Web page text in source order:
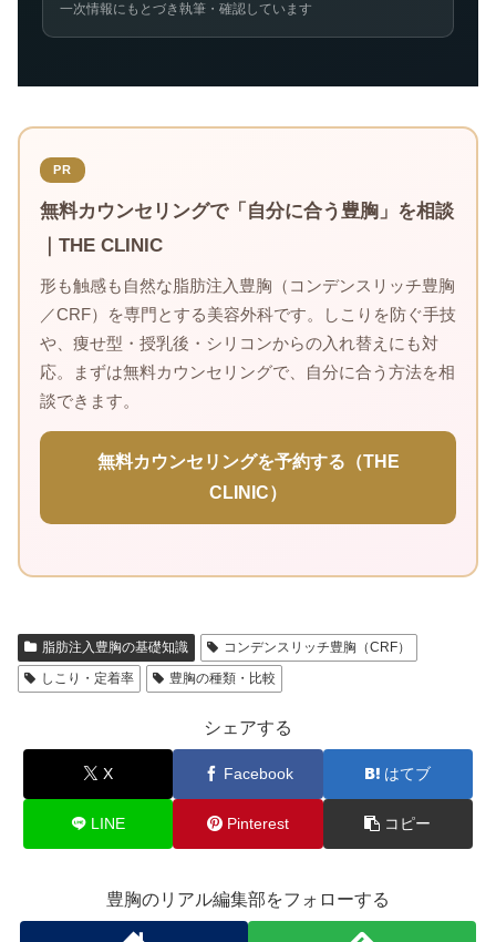
一次情報にもとづき執筆・確認しています
PR
無料カウンセリングで「自分に合う豊胸」を相談
｜THE CLINIC
形も触感も自然な脂肪注入豊胸（コンデンスリッチ豊胸
／CRF）を専門とする美容外科です。しこりを防ぐ手技
や、痩せ型・授乳後・シリコンからの入れ替えにも対
応。まずは無料カウンセリングで、自分に合う方法を相
談できます。
無料カウンセリングを予約する（THE
CLINIC）
脂肪注入豊胸の基礎知識
コンデンスリッチ豊胸（CRF）
しこり・定着率
豊胸の種類・比較
シェアする
X Facebook はてブ
LINE Pinterest コピー
豊胸のリアル編集部をフォローする